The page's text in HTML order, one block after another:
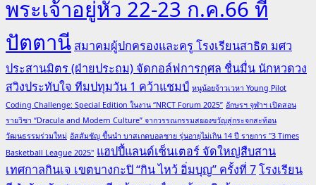
พระเจ้าอยู่หัว 22-23 ก.ค.66 ที่
ปัตตานี สมาคมผู้ปกครองและครู โรงเรียนสาธิต มศว
ประสานมิตร (ฝ่ายประถม) จัดกอล์ฟการกุศล ชื่นมื่น นักหวดวง
สวิงประทับใจ ทีมปทุมวัน 1 คว้าแชมป์ หนูน้อยจ้าวเวหา Young Pilot
Coding Challenge: Special Edition ในงาน “NRCT Forum 2025” อักษรฯ จุฬาฯ เปิดสอน
รายวิชา “Dracula and Modern Culture” จากวรรณกรรมสยองขวัญสู่กระจกสะท้อน
วัฒนธรรมร่วมใหม่ อัสสัมชัญ ขึ้นนำ บาสเกตบอลชาย รุ่นอายุไม่เกิน 14 ปี รายการ "3 Times
Basketball League 2025" แฮปปี้แลนด์เซ็นเตอร์ จัดใหญ่สืบสาน
เทศกาลกินเจ เขตบางกะปิ “กิน ไหว้ อิ่มบุญ” ครั้งที่ 7โรงเรียน